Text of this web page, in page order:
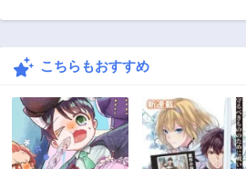
こちらもおすすめ